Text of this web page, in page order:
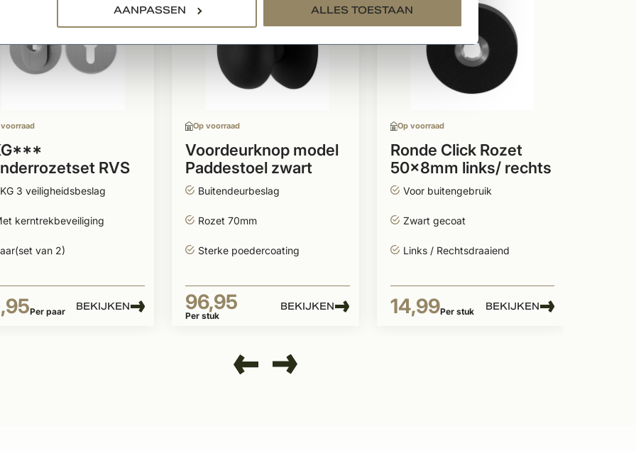
AANPASSEN ALLES TOESTAAN
voorraad
RVS
en
3 veiligheidsbeslag
kerntrekbeveiliging
van 2)
Per paar BEKIJKEN
Op voorraad
Voordeurknop model
Paddestoel zwart
65mm
Buitendeurbeslag
Rozet 70mm
Sterke poedercoating
96,95
Per stuk
BEKIJKEN
Op voorraad
Ronde Click Rozet
50x8mm links/ rechts
zwart
Voor buitengebruik
Zwart gecoat
Links / Rechtsdraaiend
14,99Per stuk BEKIJKEN